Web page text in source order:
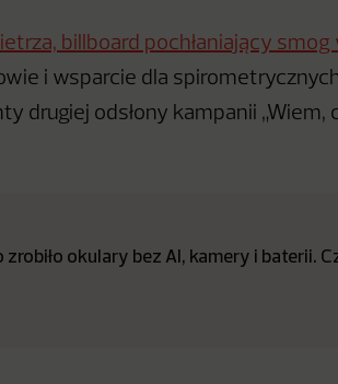
billboard pochłaniający smog
i wsparcie dla
drugiej odsłony kampanii „Wiem,
zrobiło okulary bez AI, kamery i baterii.